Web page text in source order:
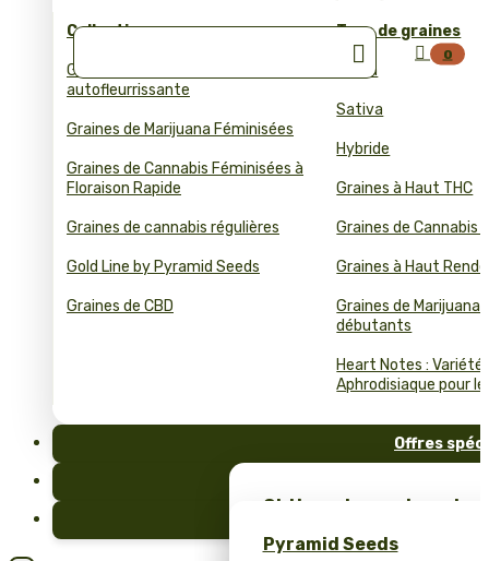
Collections
Graines de cannabis
autofleurrissante
Graines de Marijuana Féminisées
Graines de Cannabis Féminisées à
Floraison Rapide
Graines de cannabis régulières
Gold Line by Pyramid Seeds
Graines de CBD
Type de graines
Indica
Sativa
Hybride
Graines à Haut THC
Graines de Cannabis
Graines à Haut
Graines de Marijuana
débutants
Heart Notes :
Aphrodisiaque pour le
Offres
Obtiens des graines de
Pyramid Seeds !
Pyramid Seeds
  0